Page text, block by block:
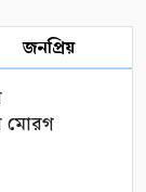
জনপ্রিয়
মোরগ